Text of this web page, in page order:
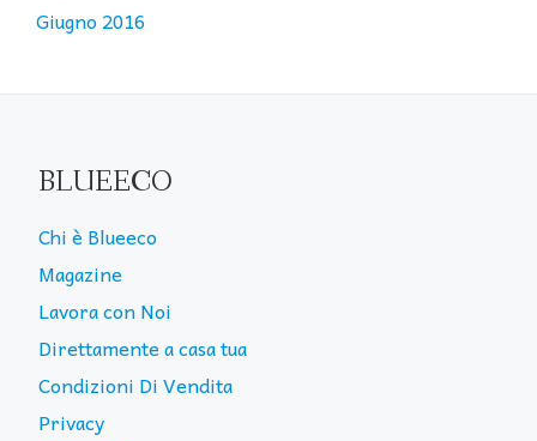
Giugno 2016
BLUEECO
Chi è Blueeco
Magazine
Lavora con Noi
Direttamente a casa tua
Condizioni Di Vendita
Privacy